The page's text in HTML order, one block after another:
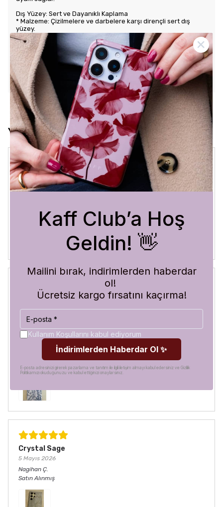
Dış Yüzey: Sert ve Dayanıklı Kaplama
* Malzeme: Çizilmelere ve darbelere karşı dirençli sert dış
yüzey.
* Tasarım: Benzersiz ve şık desenlerle estetik görünüm sunar.
Kullanım Kolaylığı
* Tuş Erişimi: Tuşlara kolay erişim sağlayarak kullanım rahatlığı
sunar.
* Uyum: Telefonunuza tam oturarak gevşek durmaz ve kaliteli
bir his verir.
Yorumlar
Crystal Sage
3 Ağustos 2026
Blue Abyss
Hilal A.
Satın Alınmış
Görür görmez çok beğendim. Hem desen olarak çok şık
hem de koruma olarak çok güvenilir. Ayrıca hızlı kargolama
için teşekkürler
Crystal Sage
5 Mayıs 2026
Nagihan Ç.
Satın Alınmış
Kaff Club’a Hoş
Geldin! 👋
Mailini bırak, indirimlerden haberdar
ol!
Ücretsiz kargo fırsatını kaçırma!
Kullanım Koşullarını kabul ediyorum
İndirimlerden Haberdar Ol ✨
E-posta adresinizi girerek pazarlama ve tanıtım ile ilgili iletişim almayı kabul edersiniz ve Gizlilik
Politikamızı okuduğunuzu ve kabul ettiğinizi onaylarsınız.